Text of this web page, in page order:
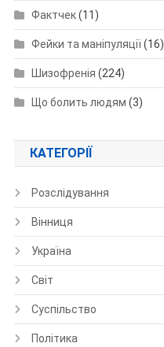
Фактчек(11)
Фейки та маніпуляції(16)
Шизофренія (224)
Що болить людям (3)
КАТЕГОРІЇ
Розслідування
Вінниця
Україна
Світ
Суспільство
Політика